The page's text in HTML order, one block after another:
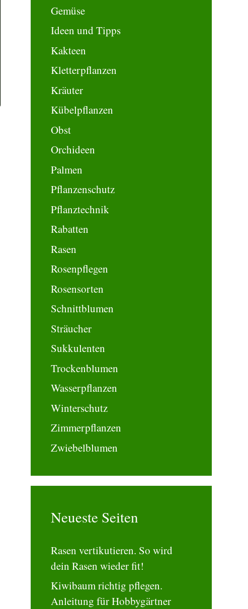
Gemüse
Ideen und Tipps
Kakteen
Kletterpflanzen
Kräuter
Kübelpflanzen
Obst
Orchideen
Palmen
Pflanzenschutz
Pflanztechnik
Rabatten
Rasen
Rosenpflegen
Rosensorten
Schnittblumen
Sträucher
Sukkulenten
Trockenblumen
Wasserpflanzen
Winterschutz
Zimmerpflanzen
Zwiebelblumen
Neueste Seiten
Rasen vertikutieren. So wird
dein Rasen wieder fit!
Kiwibaum richtig pflegen.
Anleitung für Hobbygärtner